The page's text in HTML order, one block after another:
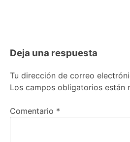
Deja una respuesta
Tu dirección de correo
Los campos obligatorios están
Comentario *